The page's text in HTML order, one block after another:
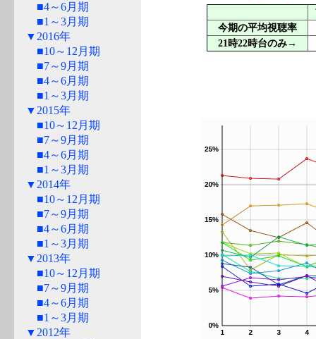
■4～6月期
■1～3月期
▼2016年
■10～12月期
■7～9月期
■4～6月期
■1～3月期
▼2015年
■10～12月期
■7～9月期
■4～6月期
■1～3月期
▼2014年
■10～12月期
■7～9月期
■4～6月期
■1～3月期
▼2013年
■10～12月期
■7～9月期
■4～6月期
■1～3月期
▼2012年
今期の平均視聴率
21時22時台のみ→